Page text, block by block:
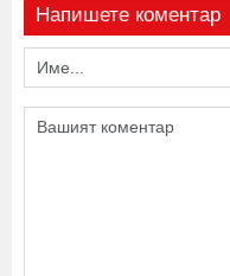
Напишете коментар